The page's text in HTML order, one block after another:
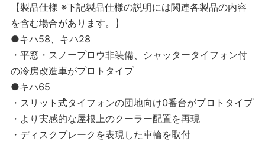
【製品仕様 ※下記製品仕様の説明には関連各製品の内容
を含む場合があります。】
●キハ58、キハ28
・平窓・スノープロウ非装備、シャッタータイフォン付
の冷房改造車がプロトタイプ
●キハ65
・スリット式タイフォンの団地向け0番台がプロトタイプ
・より実感的な屋根上のクーラー配置を再現
・ディスクブレークを表現した車輪を取付